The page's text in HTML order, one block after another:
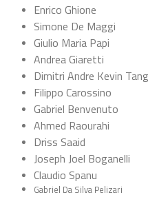
Enrico Ghione
Simone De Maggi
Giulio Maria Papi
Andrea Giaretti
Dimitri Andre Kevin
Filippo Carossino
Gabriel Benvenuto
Ahmed Raourahi
Driss Saaid
Joseph Joel Boganelli
Claudio Spanu
Gabriel Da Silva Pelizari